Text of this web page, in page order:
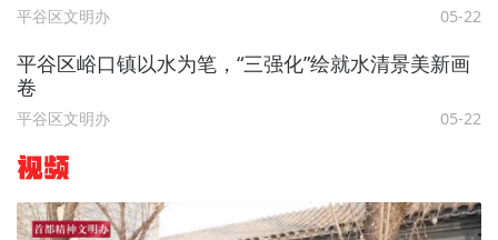
平谷区文明办 05-22
平谷区峪口镇以水为笔，“三强化”绘就水清景美新画
卷
平谷区文明办 05-22
视频